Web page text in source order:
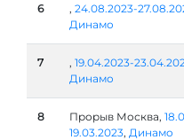
6 , 24.08.2023-
Динамо
7 , 19.04.2023-
Динамо
8 Прорыв Москва,
19.03.2023, Динамо